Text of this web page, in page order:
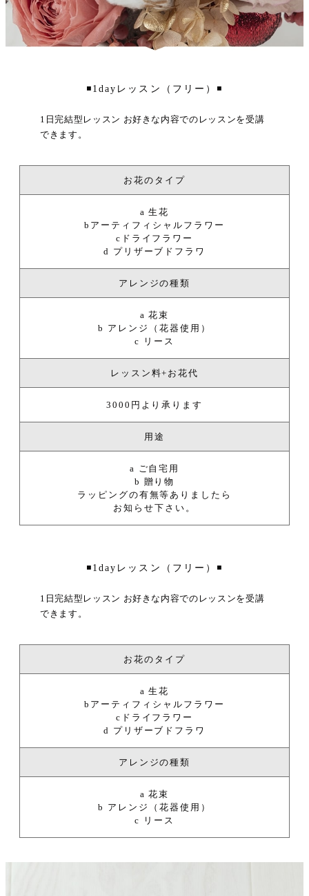
1dayレッスン（フリー）
1日完結型レッスン お好きな内容でのレッスンを受講
できます。
お花のタイプ
a 生花
bアーティフィシャルフラワー
cドライフラワー
d プリザーブドフラワ
アレンジの種類
a 花束
b アレンジ（花器使用）
c リース
レッスン料+お花代
3000円より承ります
用途
a ご自宅用
b 贈り物
ラッピングの有無等ありましたら
お知らせ下さい。
1dayレッスン（フリー）
1日完結型レッスン お好きな内容でのレッスンを受講
できます。
お花のタイプ
a 生花
bアーティフィシャルフラワー
cドライフラワー
d プリザーブドフラワ
アレンジの種類
a 花束
b アレンジ（花器使用）
c リース